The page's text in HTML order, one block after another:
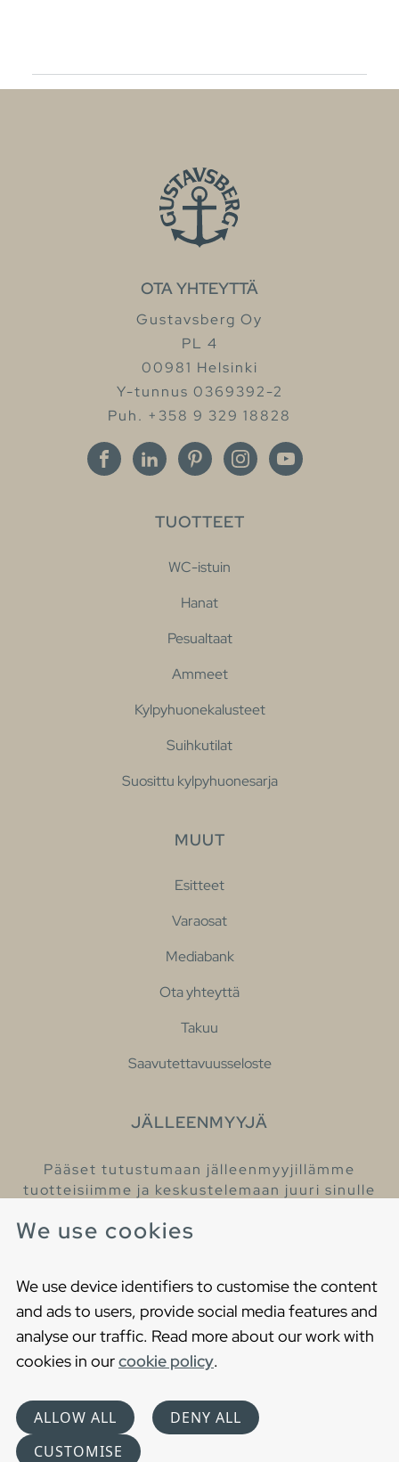
We use cookies
We use device identifiers to customise the content
and ads to users, provide social media features and
analyse our traffic. Read more about our work with
cookies in ourcookie policy.
ALLOW ALL
DENY ALL
CUSTOMISE
OTA YHTEYTTÄ
Gustavsberg Oy
PL 4
00981 Helsinki
Y-tunnus 0369392-2
Puh. +358 9 329 18828
TUOTTEET
WC-istuin
Hanat
Pesualtaat
Ammeet
Kylpyhuonekalusteet
Suihkutilat
Suosittu kylpyhuonesarja
MUUT
Esitteet
Varaosat
Mediabank
Ota yhteyttä
Takuu
Saavutettavuusseloste
JÄLLEENMYYJÄ
Pääset tutustumaan jälleenmyyjillämme
tuotteisiimme ja keskustelemaan juuri sinulle
Cookies
Privacy statement
Choose language